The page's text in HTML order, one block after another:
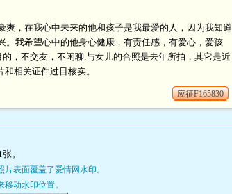
，在我心中未来的他和孩子是我最爱的人，因为我知道
我希望心中的他身心健康，有责任感，有爱心，爱孩
，不交友，不闲聊.与女儿的合照是去年所拍，其它是近
相关证件过目核实。
应征F165830
张。
表面覆盖了爱情网水印。
动水印位置。